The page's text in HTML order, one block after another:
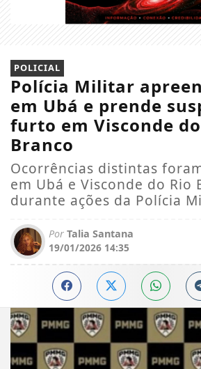
POLICIAL
Polícia Militar
em Ubá e prende
furto em Visconde
Branco
Ocorrências distintas
em Ubá e Visconde do Rio
durante ações da Polícia
Por Talia Santana
19/01/2026 14:35